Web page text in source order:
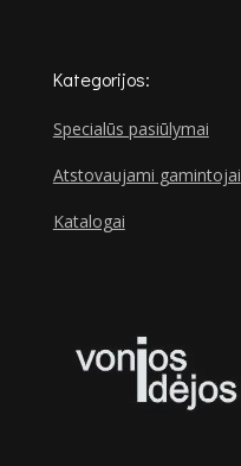
Kategorijos:
Specialūs pasiūlymai
Atstovaujami gamintojai
Katalogai